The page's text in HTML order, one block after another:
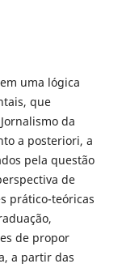
uma lógica
que
da
a posteriori, a
pela questão
de
prático-teóricas
de propor
a partir das